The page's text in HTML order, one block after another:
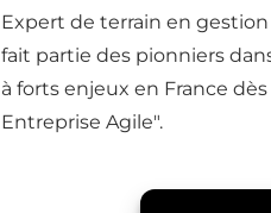
Expert de terrain en
fait partie des pionniers
à forts enjeux en France
Entreprise Agile".